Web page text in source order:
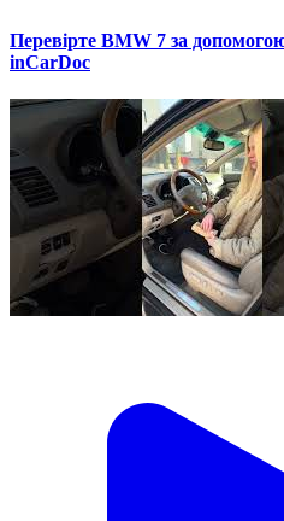
Перевірте BMW 7 за
inCarDoc